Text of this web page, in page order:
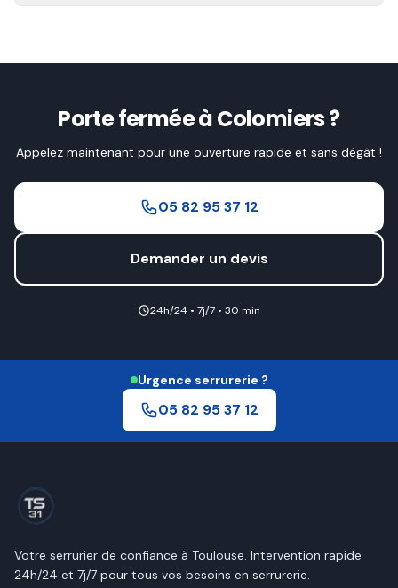
Porte fermée à Colomiers ?
Appelez maintenant pour une ouverture rapide et sans dégât !
05 82 95 37 12
Demander un devis
24h/24 • 7j/7 • 30 min
Urgence serrurerie ?
05 82 95 37 12
Votre serrurier de confiance à Toulouse. Intervention rapide
24h/24 et 7j/7 pour tous vos besoins en serrurerie.